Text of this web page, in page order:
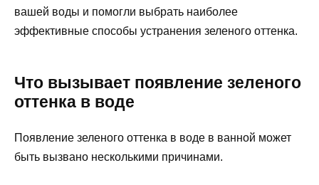
вашей воды и помогли выбрать наиболее
эффективные способы устранения зеленого оттенка.
Что вызывает появление зеленого
оттенка в воде
Появление зеленого оттенка в воде в ванной может
быть вызвано несколькими причинами.